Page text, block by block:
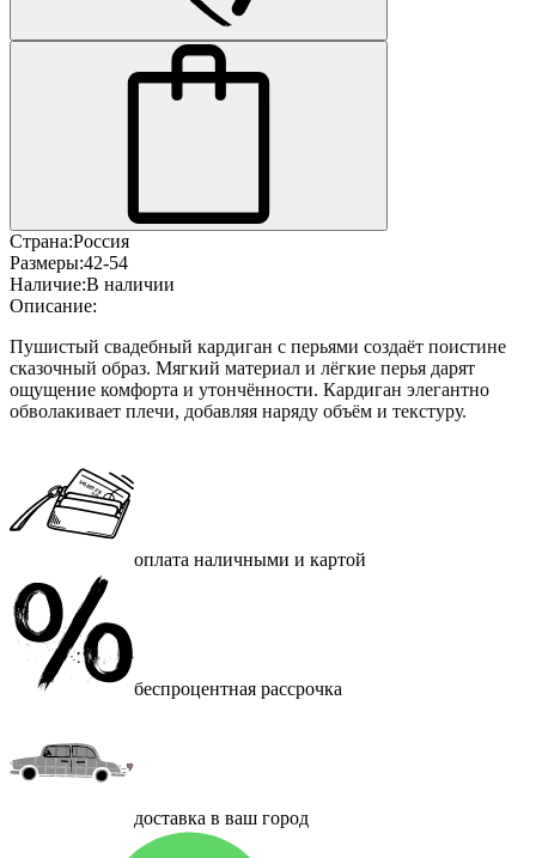
Страна:Россия
Размеры:42-54
Наличие:В наличии
Описание:
Пушистый свадебный кардиган с перьями создаёт поистине
сказочный образ. Мягкий материал и лёгкие перья дарят
ощущение комфорта и утончённости. Кардиган элегантно
обволакивает плечи, добавляя наряду объём и текстуру.
оплата наличными и картой
беспроцентная рассрочка
доставка в ваш город